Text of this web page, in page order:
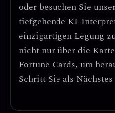
oder besuchen Sie
tiefgehende KI-
einzigartigen Legung
nicht nur über die
Fortune Cards, um
Schritt Sie als